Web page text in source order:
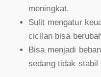
meningkat.
Sulit mengatur
cicilan bisa
Bisa menjadi
sedang tidak